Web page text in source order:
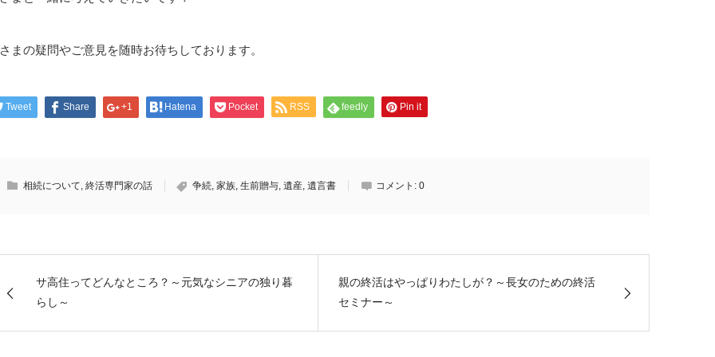
まの疑問やご意見を随時お待ちしております。
Tweet Share +1 Hatena Pocket RSS feedly Pin it
相続について 終活専門家の話 争続 家族 生前贈与 遺産 遺言書 コメント: 0
サ高住ってどんなところ？～元気なシニアの独り暮
らし～
親の終活はやっぱりわたしが？～長女のための終活
セミナー～